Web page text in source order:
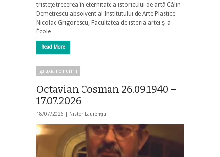
tristețe trecerea în eternitate a istoricului de artă Călin
Demetrescu absolvent al Institutului de Arte Plastice
Nicolae Grigorescu, Facultatea de istoria artei și a
École …
Read More
galaxia nemuririi
Octavian Cosman 26.09.1940 –
17.07.2026
18/07/2026 | Nistor Laurențiu